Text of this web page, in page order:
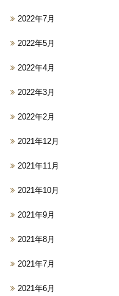
2022年7月
2022年5月
2022年4月
2022年3月
2022年2月
2021年12月
2021年11月
2021年10月
2021年9月
2021年8月
2021年7月
2021年6月